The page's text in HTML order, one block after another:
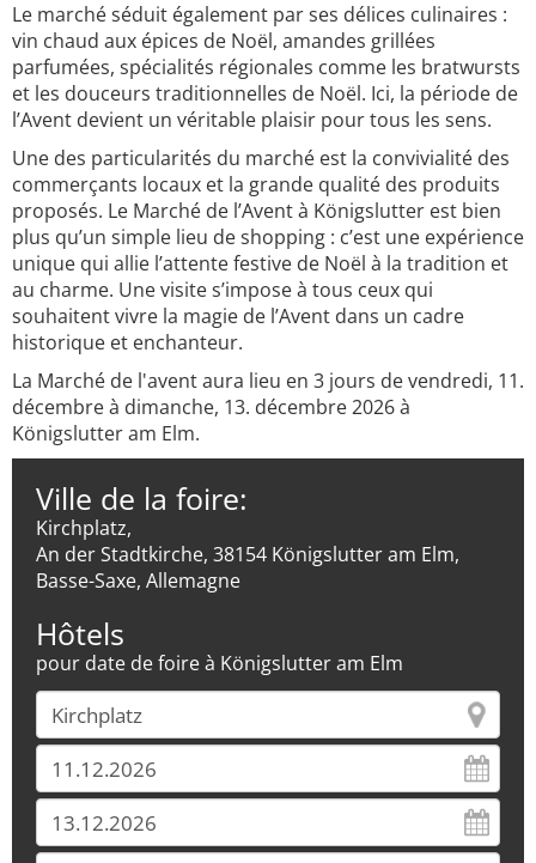
Le marché séduit également par ses délices culinaires :
vin chaud aux épices de Noël, amandes grillées
parfumées, spécialités régionales comme les bratwursts
et les douceurs traditionnelles de Noël. Ici, la période de
l’Avent devient un véritable plaisir pour tous les sens.
Une des particularités du marché est la convivialité des
commerçants locaux et la grande qualité des produits
proposés. Le Marché de l’Avent à Königslutter est bien
plus qu’un simple lieu de shopping : c’est une expérience
unique qui allie l’attente festive de Noël à la tradition et
au charme. Une visite s’impose à tous ceux qui
souhaitent vivre la magie de l’Avent dans un cadre
historique et enchanteur.
La Marché de l'avent aura lieu en 3 jours de vendredi, 11.
décembre à dimanche, 13. décembre 2026 à
Königslutter am Elm.
Ville de la foire:
Kirchplatz,
An der Stadtkirche, 38154 Königslutter am Elm,
Basse-Saxe, Allemagne
Hôtels
pour date de foire à Königslutter am Elm